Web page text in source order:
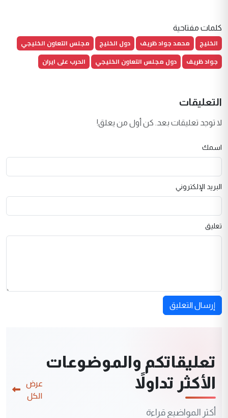
كلمات مفتاحية
الخليج محمد جواد ظريف دول الخليج
مجلس التعاون الخليجي
جواد ظريف
دول مجلس التعاون الخليجي الحرب على ايران
التعليقات
لا توجد تعليقات بعد. كن أول من يعلق!
اسمك
البريد الإلكتروني
تعليق
إرسال التعليق
تعليقاتكم والموضوعات
الأكثر تداولاً
أكثر المواضيع قراءة
عرض
الكل